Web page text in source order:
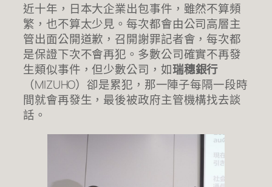
近十年，日本大企業出包事件，雖然不算頻
繁，也不算太少見。每次都會由公司高層主
管出面公開道歉，召開謝罪記者會，每次都
是保證下次不會再犯。多數公司確實不再發
生類似事件，但少數公司，如瑞穗銀行
（MIZUHO）卻是累犯，那一陣子每隔一段時
間就會再發生，最後被政府主管機構找去談
話。